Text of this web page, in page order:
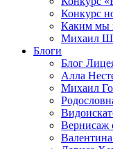
Конкурс
Каким мы
Михаил
Блоги
Блог
Алла
Михаил
Вернисаж